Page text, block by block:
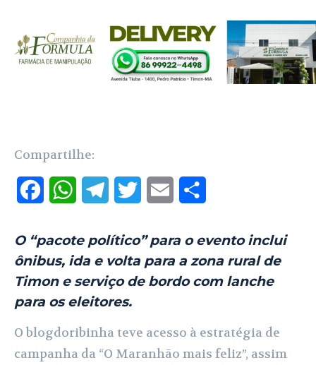
Compartilhe:
c
e
b
o
W
a
t
s
A
p
l
e
g
a
i
t
r
a
i
a
r
O “pacote político” para o evento inclui
ônibus, ida e volta para a zona rural de
Timon e serviço de bordo com lanche
para os eleitores.
O blogdoribinha teve acesso à estratégia de
campanha da “O Maranhão mais feliz”, assim